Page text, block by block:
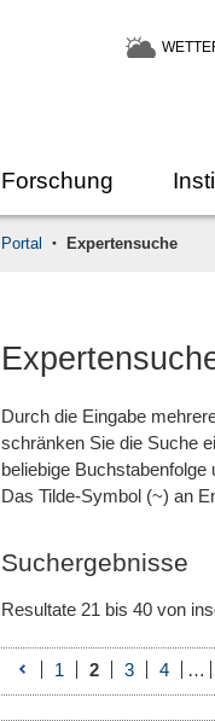
Forschung
Portal Expertensuche
Durch die Eingabe
schränken Sie die Suche
beliebige
Das Tilde-Symbol (~) an
Suchergebnisse
Resultate 21 bis 40 von
1 2 3 4 …